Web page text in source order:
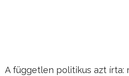
A független politikus azt írta: